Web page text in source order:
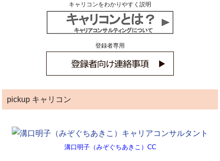
キャリコンをわかりやすく説明
登録者専用
pickup キャリコン
溝口明子（みぞぐちあきこ）CC